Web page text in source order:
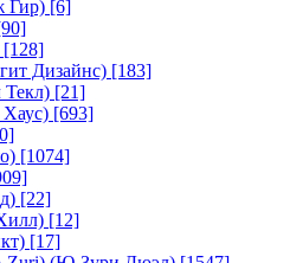
Гир) [6]
[128]
Дизайнс) [183]
[21]
[693]
[1074]
[22]
[12]
[17]